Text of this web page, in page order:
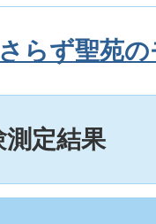
らず聖苑
測定結果